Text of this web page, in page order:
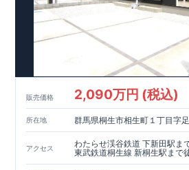
ニ/ドラッグストア／公園​■周辺環境■​
上和田小学校 約
（徒歩9 上
（徒歩14分）
【買い物施設】
セブンイレブン横浜上
オーケー大和上和田店 約
大和上和田店 約 1400m （
宮久保公園 約 550m
ーバー公園 約750m（徒歩 10分）​石垣
1200m（徒歩15分）​南大和病院 約
​ ​■東栄住宅の家作り■​■ブルーミングガ
↑​ ■長期優良住宅取得
【国が定めた７つの技術基準をクリア☆
策/３維持管理性 ４住宅面積/５省エネル
販売価格 2,090万円 (税込)
所在地 群馬県桐生市相生町１丁目字
アクセス
わたらせ渓谷鉄道 下新田駅ま
東武鉄道桐生線 新桐生駅まで